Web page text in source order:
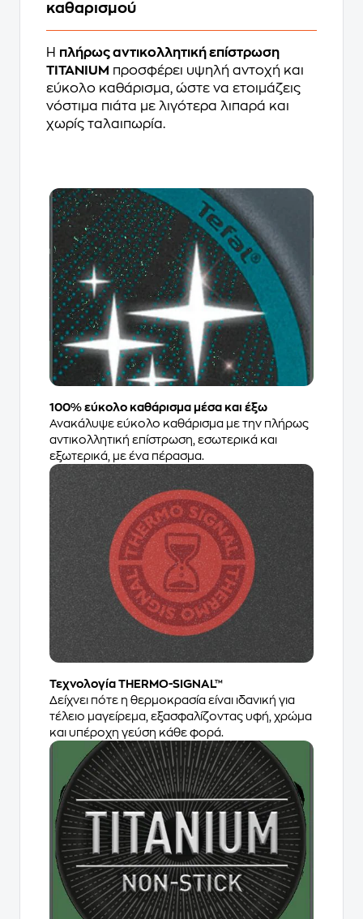
καθαρισμού
Η πλήρως αντικολλητική επίστρωση
TITANIUM προσφέρει υψηλή αντοχή και
εύκολο καθάρισμα, ώστε να ετοιμάζεις
νόστιμα πιάτα με λιγότερα λιπαρά και
χωρίς ταλαιπωρία.
100% εύκολο καθάρισμα μέσα και έξω
Ανακάλυψε εύκολο καθάρισμα με την πλήρως
αντικολλητική επίστρωση, εσωτερικά και
εξωτερικά, με ένα πέρασμα.
Τεχνολογία THERMO-SIGNAL™​
Δείχνει πότε η θερμοκρασία είναι ιδανική για
τέλειο μαγείρεμα, εξασφαλίζοντας υφή, χρώμα
και υπέροχη γεύση κάθε φορά.